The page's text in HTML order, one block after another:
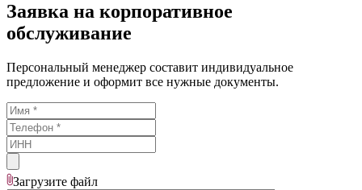
Заявка на корпоративное
обслуживание
Персональный менеджер составит индивидуальное
предложение и оформит все нужные документы.
Загрузите файл